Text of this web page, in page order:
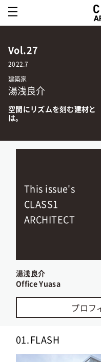
Vol.27
2022.7
建築家
湯浅良介
空間にリズムを刻む建材と
は。
This issue's
CLASS1
ARCHITECT
湯浅良介
Office Yuasa
プロフ
01.FLASH